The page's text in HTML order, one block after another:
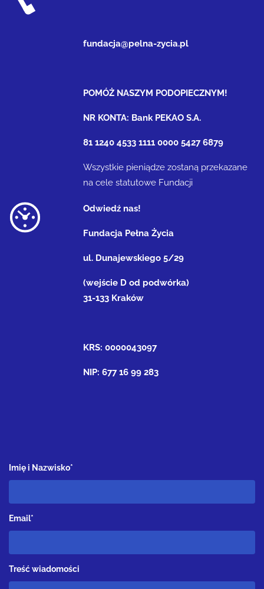
fundacja@pelna-zycia.pl
POMÓŻ NASZYM PODOPIECZNYM!
NR KONTA: Bank PEKAO S.A.
81 1240 4533 1111 0000 5427 6879
Wszystkie pieniądze zostaną przekazane
na cele statutowe Fundacji
Odwiedź nas!
Fundacja Pełna Życia
ul. Dunajewskiego 5/29
(wejście D od podwórka)
31-133 Kraków
KRS: 0000043097
NIP: 677 16 99 283
Imię i Nazwisko*
Email*
Treść wiadomości